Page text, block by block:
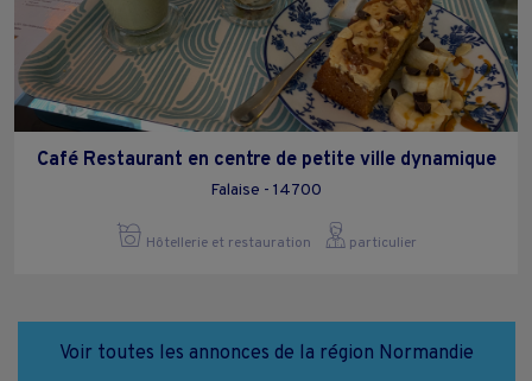
Café Restaurant en centre de petite ville dynamique
Falaise - 14700
Hôtellerie et restauration particulier
Voir toutes les annonces de la région Normandie